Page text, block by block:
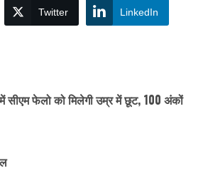
Twitter LinkedIn
में सीएम फेलो को मिलेगी उम्र में छूट, 100 अंकों